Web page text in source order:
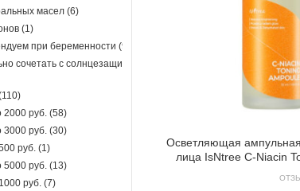
Осветляющая
лица IsNtree C-Niacin
масел (6)
(1)
при беременности (90)
сочетать с солнцезащитным средством
2000 руб. (58)
3000 руб. (30)
руб. (1)
5000 руб. (13)
руб. (7)